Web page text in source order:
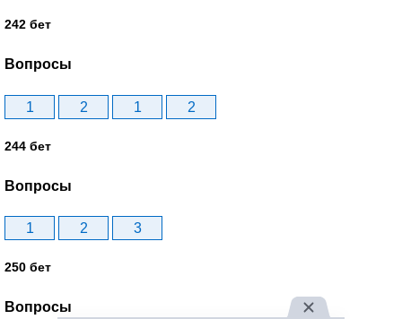
242 бет
Вопросы
1 2 1 2
244 бет
Вопросы
1 2 3
250 бет
Вопросы